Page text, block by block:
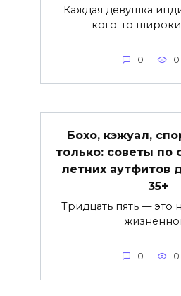
Каждая девушка
кого-то
0 0
Бохо, кэжуал,
только: советы по
летних аутфитов
35+
Тридцать пять — это
0 0